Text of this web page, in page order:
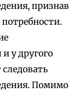
признав
у другого
Помимо